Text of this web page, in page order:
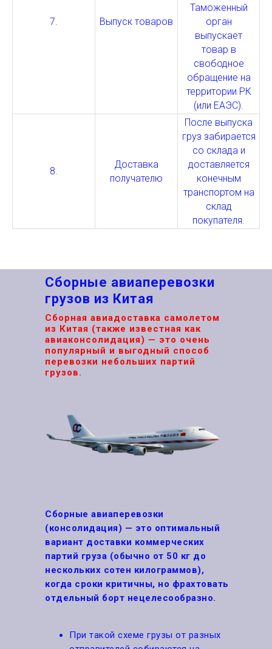
7. Выпуск товаров
Таможенный
орган
выпускает
товар в
свободное
обращение на
территории РК
(или ЕАЭС).
8.
Доставка
получателю
После выпуска
груз забирается
со склада и
доставляется
конечным
транспортом на
склад
покупателя.
Сборные авиаперевозки
грузов из Китая
Сборная авиадоставка самолетом
из Китая (также известная как
авиаконсолидация) — это очень
популярный и выгодный способ
перевозки небольших партий
грузов.
Сборные авиаперевозки
(консолидация) — это оптимальный
вариант доставки коммерческих
партий груза (обычно от 50 кг до
нескольких сотен килограммов),
когда сроки критичны, но фрахтовать
отдельный борт нецелесообразно.
При такой схеме грузы от разных